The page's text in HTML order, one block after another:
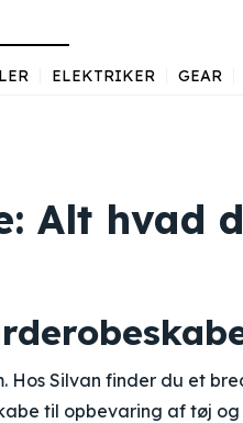
ELEKTRIKER GEAR
Alt hvad
Hos Silvan finder du et
til opbevaring af tøj og